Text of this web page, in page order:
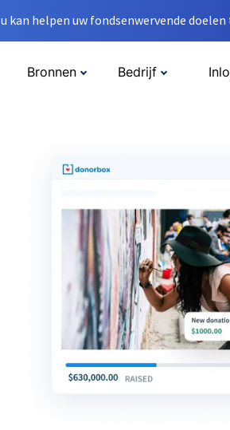
kan helpen uw fondsenwervende
Bronnen Bedrijf